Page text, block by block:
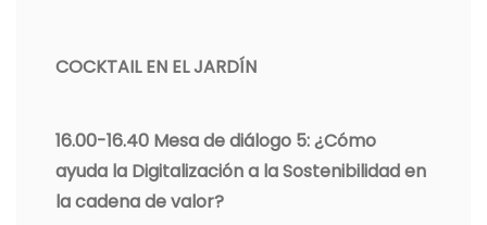
COCKTAIL EN EL JARDÍN
16.00-16.40 Mesa de diálogo 5: ¿Cómo
ayuda la Digitalización a la Sostenibilidad en
la cadena de valor?